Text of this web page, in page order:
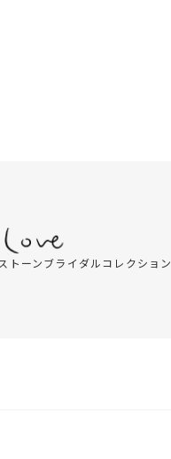
トーンブライダルコレクション